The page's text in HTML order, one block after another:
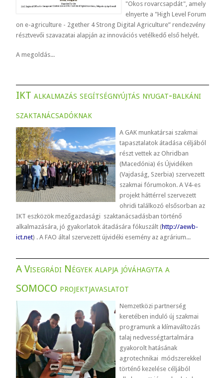
"Okos rovarcsapdát", amely
elnyerte a "High Level Forum
on e-agriculture - 2gether 4 Strong Digital Agriculture” rendezvény
résztvevői szavazatai alapján az innovációs vetélkedő első helyét.
A megoldás...
IKT alkalmazás segítségnyújtás nyugat-balkáni
szaktanácsadóknak
A GAK munkatársai szakmai
tapasztalatok átadása céljából
részt vettek az Ohridban
(Macedónia) és Újvidéken
(Vajdaság, Szerbia) szervezett
szakmai fórumokon. A V4-es
projekt háttérrel szervezett
ohridi találkozó elsősorban az
IKT eszközök mezőgazdasági szaktanácsadásban történő
alkalmazására, jó gyakorlatok átadására fókuszált (http://aewb-
ict.net) . A FAO által szervezett újvidéki esemény az agrárium...
A Visegrádi Négyek alapja jóváhagyta a
SOMOCO projektjavaslatot
Nemzetközi partnerség
keretében induló új szakmai
programunk a klímaváltozás
talaj nedvességtartalmára
gyakorolt hatásának
agrotechnikai módszerekkel
történő kezelése céljából